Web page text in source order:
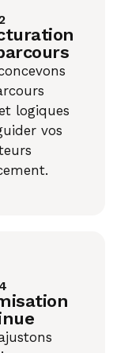
logiques
vos